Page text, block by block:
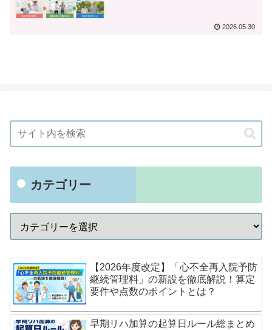
2026.05.30
カテゴリー
【2026年度改定】「心不全再入院予防
継続管理料」の新設を徹底解説！算定
要件や点数のポイントとは？
早期リハ加算の起算日ルール総まとめ